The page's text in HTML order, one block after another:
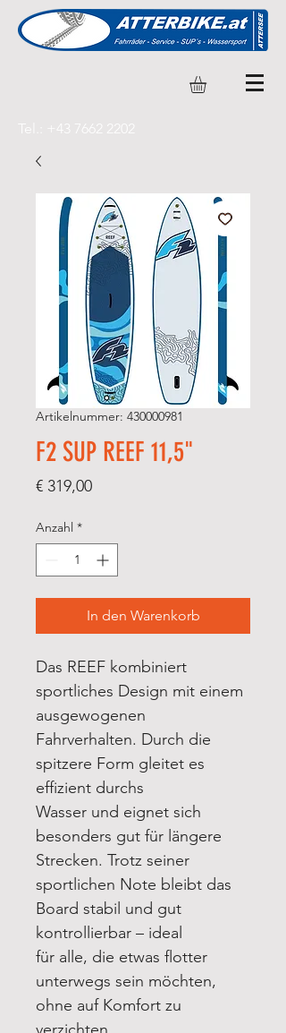
Tel.: +43 7662 2202
Artikelnummer: 430000981
F2 SUP REEF 11,5"
€ 319,00Preis
Anzahl *
In den Warenkorb
Das REEF kombiniert
sportliches Design mit einem
ausgewogenen
Fahrverhalten. Durch die
spitzere Form gleitet es
effizient durchs
Wasser und eignet sich
besonders gut für längere
Strecken. Trotz seiner
sportlichen Note bleibt das
Board stabil und gut
kontrollierbar – ideal
für alle, die etwas flotter
unterwegs sein möchten,
ohne auf Komfort zu